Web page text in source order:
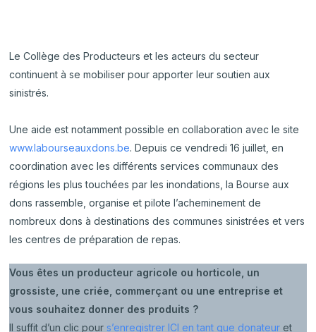
Le Collège des Producteurs et les acteurs du secteur
continuent à se mobiliser pour apporter leur soutien aux
sinistrés.
Une aide est notamment possible en collaboration avec le site
www.labourseauxdons.be. Depuis ce vendredi 16 juillet, en
coordination avec les différents services communaux des
régions les plus touchées par les inondations, la Bourse aux
dons rassemble, organise et pilote l’acheminement de
nombreux dons à destinations des communes sinistrées et vers
les centres de préparation de repas.
Vous êtes un producteur agricole ou horticole, un
grossiste, une criée, commerçant ou une entreprise et
vous souhaitez donner des produits ?
Il suffit d’un clic pour s’enregistrer ICI en tant que donateur et